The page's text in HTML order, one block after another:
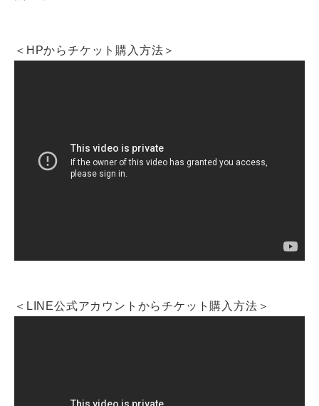
＜HPからチケット購入方法＞
＜LINE公式アカウントからチケット購入方法＞